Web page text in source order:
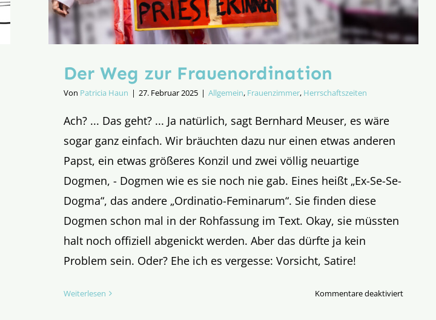
Der Weg zur Frauenordination
Von Patricia Haun | 27. Februar 2025 | Allgemein, Frauenzimmer, Herrschaftszeiten
Ach? ... Das geht? ... Ja natürlich, sagt Bernhard Meuser, es wäre
sogar ganz einfach. Wir bräuchten dazu nur einen etwas anderen
Papst, ein etwas größeres Konzil und zwei völlig neuartige
Dogmen, - Dogmen wie es sie noch nie gab. Eines heißt „Ex-Se-Se-
Dogma“, das andere „Ordinatio-Feminarum“. Sie finden diese
Dogmen schon mal in der Rohfassung im Text. Okay, sie müssten
halt noch offiziell abgenickt werden. Aber das dürfte ja kein
Problem sein. Oder? Ehe ich es vergesse: Vorsicht, Satire!
Weiterlesen Kommentare deaktiviertfür